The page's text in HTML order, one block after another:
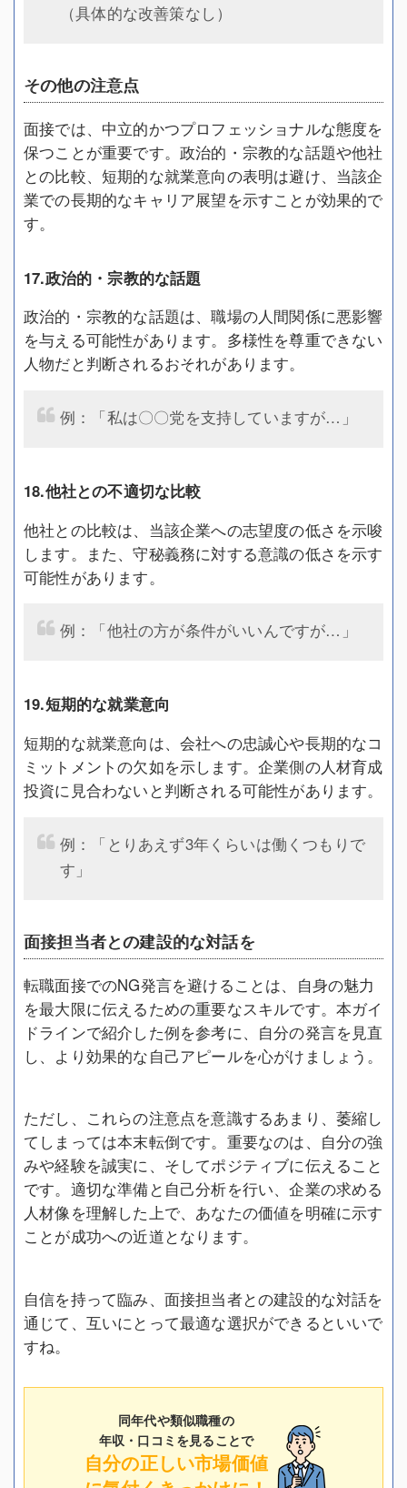
（具体的な改善策なし）
その他の注意点
面接では、中立的かつプロフェッショナルな態度を
保つことが重要です。政治的・宗教的な話題や他社
との比較、短期的な就業意向の表明は避け、当該企
業での長期的なキャリア展望を示すことが効果的で
す。
17.政治的・宗教的な話題
政治的・宗教的な話題は、職場の人間関係に悪影響
を与える可能性があります。多様性を尊重できない
人物だと判断されるおそれがあります。
例：「私は〇〇党を支持していますが…」
18.他社との不適切な比較
他社との比較は、当該企業への志望度の低さを示唆
します。また、守秘義務に対する意識の低さを示す
可能性があります。
例：「他社の方が条件がいいんですが…」
19.短期的な就業意向
短期的な就業意向は、会社への忠誠心や長期的なコ
ミットメントの欠如を示します。企業側の人材育成
投資に見合わないと判断される可能性があります。
例：「とりあえず3年くらいは働くつもりで
す」
面接担当者との建設的な対話を
転職面接でのNG発言を避けることは、自身の魅力
を最大限に伝えるための重要なスキルです。本ガイ
ドラインで紹介した例を参考に、自分の発言を見直
し、より効果的な自己アピールを心がけましょう。
ただし、これらの注意点を意識するあまり、萎縮し
てしまっては本末転倒です。重要なのは、自分の強
みや経験を誠実に、そしてポジティブに伝えること
です。適切な準備と自己分析を行い、企業の求める
人材像を理解した上で、あなたの価値を明確に示す
ことが成功への近道となります。
自信を持って臨み、面接担当者との建設的な対話を
通じて、互いにとって最適な選択ができるといいで
すね。
同年代や類似職種の
年収・口コミを見ることで
自分の正しい市場価値